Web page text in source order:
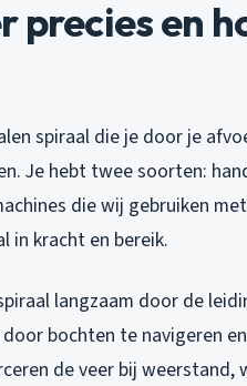
precies en
spiraal die je door je
Je hebt twee soorten:
die wij gebruiken
in kracht en bereik.
langzaam door de
bochten te navigeren
de veer bij weerstand,